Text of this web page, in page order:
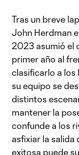
Tras un breve
John Herdman
2023 asumió el
primer año al
clasificarlo a los
su equipo se
distintos
mantener la
confunde a los
asfixiar la salida
exitosa puede